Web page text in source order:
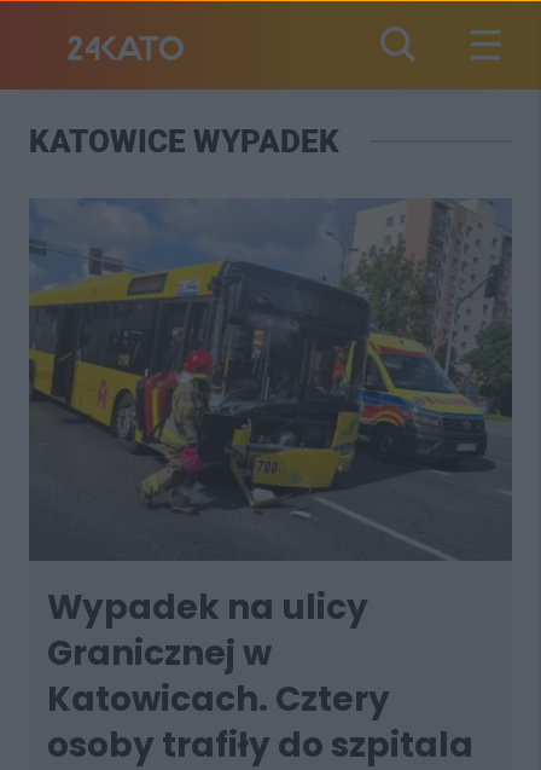
KATOWICE WYPADEK
Wypadek na ulicy
Granicznej w
Katowicach. Cztery
osoby trafiły do szpitala